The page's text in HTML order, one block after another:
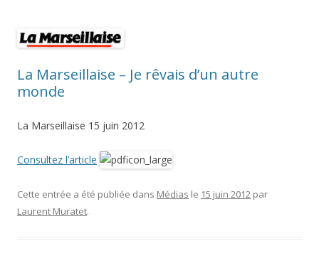
La Marseillaise – Je rêvais d’un autre
monde
La Marseillaise 15 juin 2012
Consultez l’article
Cette entrée a été publiée dans Médias le 15 juin 2012 par
Laurent Muratet.